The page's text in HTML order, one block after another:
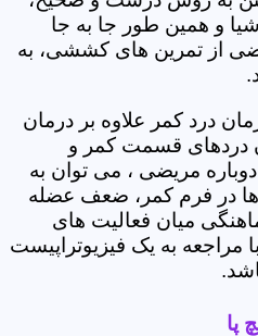
و همین طور جا به جا
از تمرین های کششی، به
درد کمر علاوه بر درمان
دردهای قسمت کمر و
مریضی ، می توان به
در فرم کمر، ضعف عضله
میان فعالیت های
مراجعه به یک فیزیوتراپیست
پا